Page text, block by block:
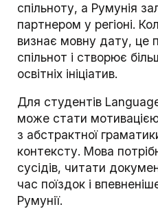
спільноту, а Румунія
партнером у регіоні.
визнає мовну дату, це
спільнот і створює
освітніх ініціатив.
Для студентів
може стати
з абстрактної
контексту. Мова
сусідів, читати
час поїздок і
Румунії.